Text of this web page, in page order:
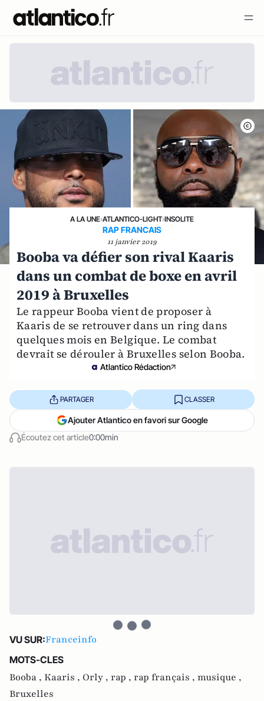
A LA UNE›ATLANTICO-LIGHT›INSOLITE
RAP FRANCAIS
11 janvier 2019
Booba va défier son rival Kaaris
dans un combat de boxe en avril
2019 à Bruxelles
Le rappeur Booba vient de proposer à
Kaaris de se retrouver dans un ring dans
quelques mois en Belgique. Le combat
devrait se dérouler à Bruxelles selon Booba.
Atlantico Rédaction
Écoutez cet article0:00min
PARTAGER CLASSER
Ajouter Atlantico en favori sur Google
VU SUR:Franceinfo
MOTS-CLES
Booba , Kaaris , Orly , rap , rap français , musique ,
Bruxelles